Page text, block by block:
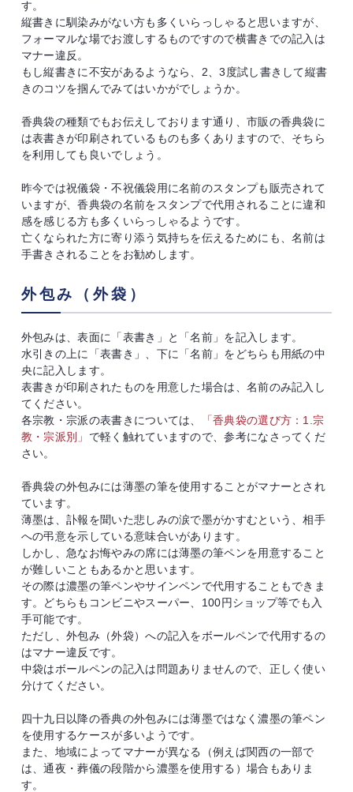
す。
縦書きに馴染みがない方も多くいらっしゃると思いますが、
フォーマルな場でお渡しするものですので横書きでの記入は
マナー違反。
もし縦書きに不安があるようなら、2、3度試し書きして縦書
きのコツを掴んでみてはいかがでしょうか。
香典袋の種類でもお伝えしております通り、市販の香典袋に
は表書きが印刷されているものも多くありますので、そちら
を利用しても良いでしょう。
昨今では祝儀袋・不祝儀袋用に名前のスタンプも販売されて
いますが、香典袋の名前をスタンプで代用されることに違和
感を感じる方も多くいらっしゃるようです。
亡くなられた方に寄り添う気持ちを伝えるためにも、名前は
手書きされることをお勧めします。
外包み（外袋）
外包みは、表面に「表書き」と「名前」を記入します。
水引きの上に「表書き」、下に「名前」をどちらも用紙の中
央に記入します。
表書きが印刷されたものを用意した場合は、名前のみ記入し
てください。
各宗教・宗派の表書きについては、
「香典袋の選び方：1.宗
教・宗派別」 で軽く触れていますので、参考になさってくだ
さい。
香典袋の外包みには薄墨の筆を使用することがマナーとされ
ています。
薄墨は、訃報を聞いた悲しみの涙で墨がかすむという、相手
への弔意を示している意味合いがあります。
しかし、急なお悔やみの席には薄墨の筆ペンを用意すること
が難しいこともあるかと思います。
その際は濃墨の筆ペンやサインペンで代用することもできま
す。どちらもコンビニやスーパー、100円ショップ等でも入
手可能です。
ただし、外包み（外袋）への記入をボールペンで代用するの
はマナー違反です。
中袋はボールペンの記入は問題ありませんので、正しく使い
分けてください。
四十九日以降の香典の外包みには薄墨ではなく濃墨の筆ペン
を使用するケースが多いようです。
また、地域によってマナーが異なる（例えば関西の一部で
は、通夜・葬儀の段階から濃墨を使用する）場合もありま
す。